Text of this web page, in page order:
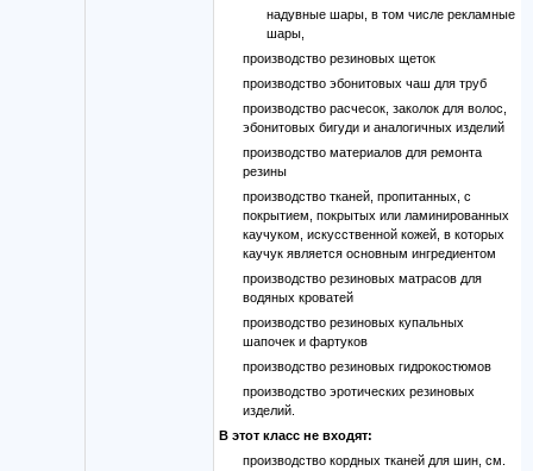
надувные шары, в том числе рекламные
шары,
производство резиновых щеток
производство эбонитовых чаш для труб
производство расчесок, заколок для волос,
эбонитовых бигуди и аналогичных изделий
производство материалов для ремонта
резины
производство тканей, пропитанных, с
покрытием, покрытых или ламинированных
каучуком, искусственной кожей, в которых
каучук является основным ингредиентом
производство резиновых матрасов для
водяных кроватей
производство резиновых купальных
шапочек и фартуков
производство резиновых гидрокостюмов
производство эротических резиновых
изделий.
В этот класс не входят:
производство кордных тканей для шин, см.